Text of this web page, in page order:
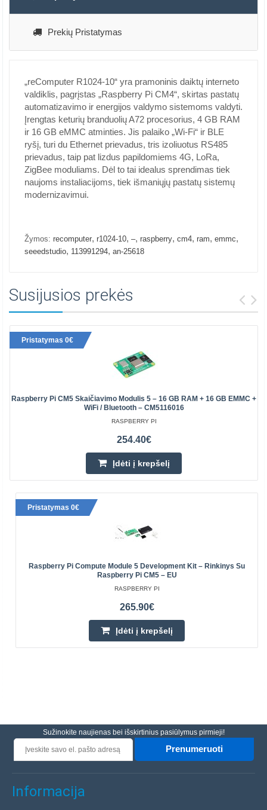
Prekių Pristatymas
„reComputer R1024-10“ yra pramoninis daiktų interneto
valdiklis, pagrįstas „Raspberry Pi CM4“, skirtas pastatų
automatizavimo ir energijos valdymo sistemoms valdyti.
Įrengtas keturių branduolių A72 procesorius, 4 GB RAM
ir 16 GB eMMC atminties. Jis palaiko „Wi-Fi“ ir BLE
ryšį, turi du Ethernet prievadus, tris izoliuotus RS485
prievadus, taip pat lizdus papildomiems 4G, LoRa,
ZigBee moduliams. Dėl to tai idealus sprendimas tiek
naujoms instaliacijoms, tiek išmaniųjų pastatų sistemų
modernizavimui.
Žymos: recomputer, r1024-10, –, raspberry, cm4, ram, emmc,
seeedstudio, 113991294, an-25618
Susijusios prekės
Pristatymas 0€
Raspberry Pi CM5 Skaičiavimo Modulis 5 – 16 GB RAM + 16 GB EMMC +
WiFi / Bluetooth – CM5116016
RASPBERRY PI
254.40€
Įdėti į krepšelį
Pristatymas 0€
Raspberry Pi Compute Module 5 Development Kit – Rinkinys Su
Raspberry Pi CM5 – EU
RASPBERRY PI
265.90€
Įdėti į krepšelį
Sužinokite naujienas bei išskirtinius pasiūlymus pirmieji!
Prenumeruoti
Informacija